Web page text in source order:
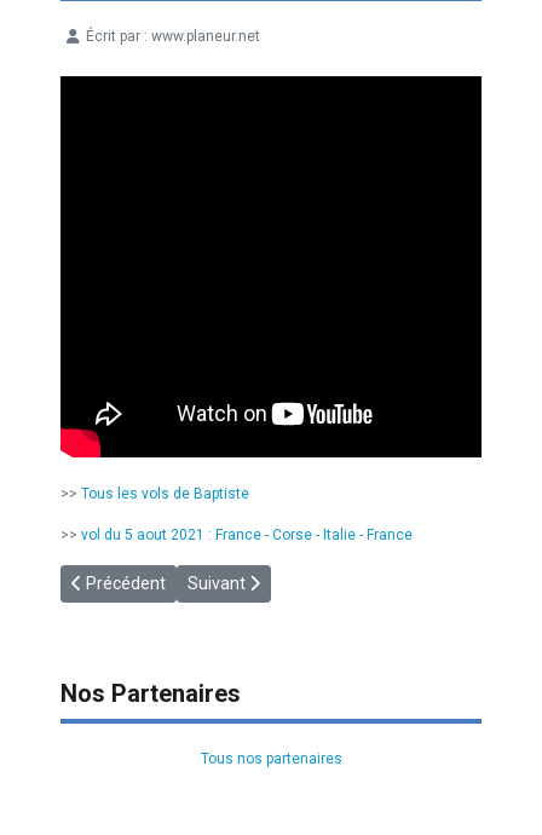
Écrit par : www.planeur.net
>> Tous les vols de Baptiste
>> vol du 5 aout 2021 : France - Corse - Italie - France
Article précédent : [HANDI] Cap Envol 2021
Précédent Article suivant : [RECIT] Le Tour de France en
Suivant
Nos Partenaires
Tous nos partenaires